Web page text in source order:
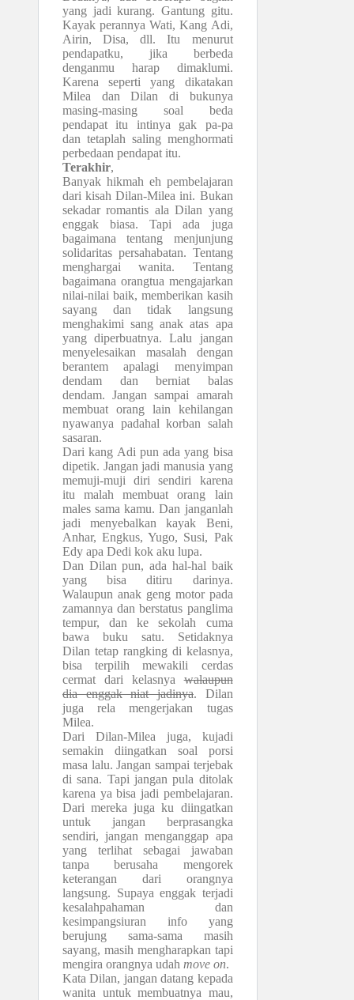
yang jadi kurang. Gantung gitu.
Kayak perannya Wati, Kang Adi,
Airin, Disa, dll. Itu menurut
pendapatku, jika berbeda
denganmu harap dimaklumi.
Karena seperti yang dikatakan
Milea dan Dilan di bukunya
masing-masing soal beda
pendapat itu intinya gak pa-pa
dan tetaplah saling menghormati
perbedaan pendapat itu.
Terakhir,
Banyak hikmah eh pembelajaran
dari kisah Dilan-Milea ini. Bukan
sekadar romantis ala Dilan yang
enggak biasa. Tapi ada juga
bagaimana tentang menjunjung
solidaritas persahabatan. Tentang
menghargai wanita. Tentang
bagaimana orangtua mengajarkan
nilai-nilai baik, memberikan kasih
sayang dan tidak langsung
menghakimi sang anak atas apa
yang diperbuatnya. Lalu jangan
menyelesaikan masalah dengan
berantem apalagi menyimpan
dendam dan berniat balas
dendam. Jangan sampai amarah
membuat orang lain kehilangan
nyawanya padahal korban salah
sasaran.
Dari kang Adi pun ada yang bisa
dipetik. Jangan jadi manusia yang
memuji-muji diri sendiri karena
itu malah membuat orang lain
males sama kamu. Dan janganlah
jadi menyebalkan kayak Beni,
Anhar, Engkus, Yugo, Susi, Pak
Edy apa Dedi kok aku lupa.
Dan Dilan pun, ada hal-hal baik
yang bisa ditiru darinya.
Walaupun anak geng motor pada
zamannya dan berstatus panglima
tempur, dan ke sekolah cuma
bawa buku satu. Setidaknya
Dilan tetap rangking di kelasnya,
bisa terpilih mewakili cerdas
cermat dari kelasnyawalaupun
dia enggak niat jadinya. Dilan
juga rela mengerjakan tugas
Milea.
Dari Dilan-Milea juga, kujadi
semakin diingatkan soal porsi
masa lalu. Jangan sampai terjebak
di sana. Tapi jangan pula ditolak
karena ya bisa jadi pembelajaran.
Dari mereka juga ku diingatkan
untuk jangan berprasangka
sendiri, jangan menganggap apa
yang terlihat sebagai jawaban
tanpa berusaha mengorek
keterangan dari orangnya
langsung. Supaya enggak terjadi
kesalahpahaman dan
kesimpangsiuran info yang
berujung sama-sama masih
sayang, masih mengharapkan tapi
mengira orangnya udah move on.
Kata Dilan, jangan datang kepada
wanita untuk membuatnya mau,